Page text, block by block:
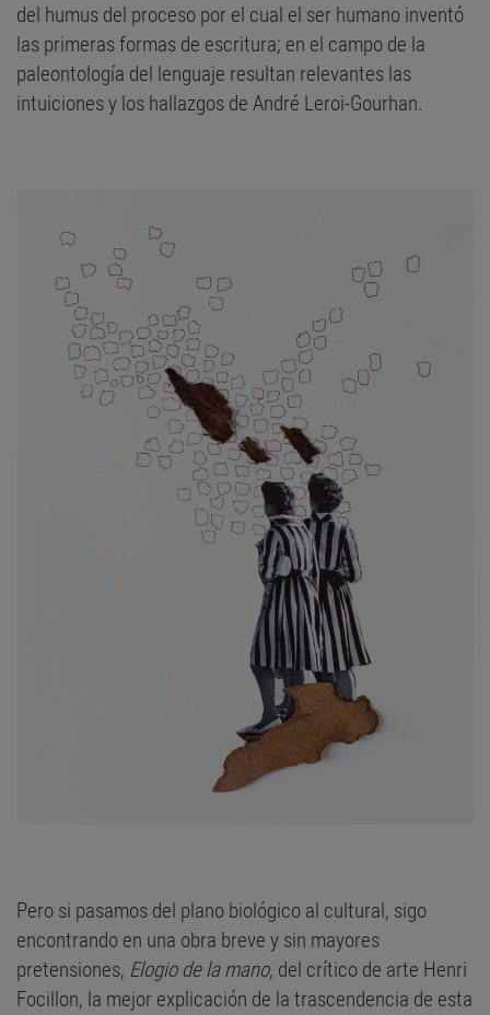
del humus del proceso por el cual el ser humano inventó
las primeras formas de escritura; en el campo de la
paleontología del lenguaje resultan relevantes las
intuiciones y los hallazgos de André Leroi-Gourhan.
Pero si pasamos del plano biológico al cultural, sigo
encontrando en una obra breve y sin mayores
pretensiones, Elogio de la mano, del crítico de arte Henri
Focillon, la mejor explicación de la trascendencia de esta